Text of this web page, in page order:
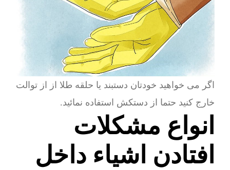
اگر می خواهید خودتان دستبند یا حلقه طلا از از توالت
خارج کنید حتما از دستکش استفاده نمائید.
انواع مشکلات
افتادن اشیاء داخل